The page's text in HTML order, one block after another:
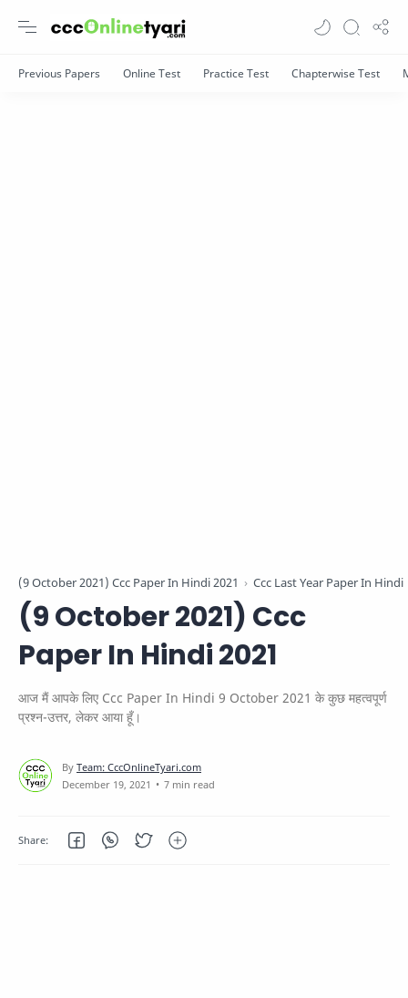
(9 October 2021) Ccc Paper In Hindi 2021 Ccc Last Year Paper In Hindi
(9 October 2021) Ccc
Paper In Hindi 2021
आज मैं आपके लिए Ccc Paper In Hindi 9 October 2021 के कुछ महत्वपूर्ण
प्रश्न-उत्तर, लेकर आया हूँ।
7 min read